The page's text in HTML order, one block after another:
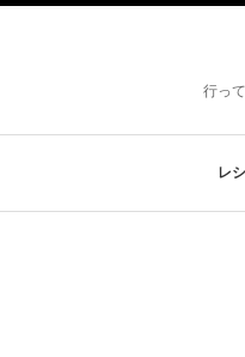
行っ
レ